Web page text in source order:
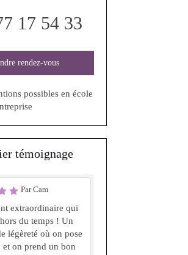
17 54 33
rendez-vous
possibles en école
témoignage
Par Cam
extraordinaire qui
du temps ! Un
légèreté où on pose
et on prend un bon